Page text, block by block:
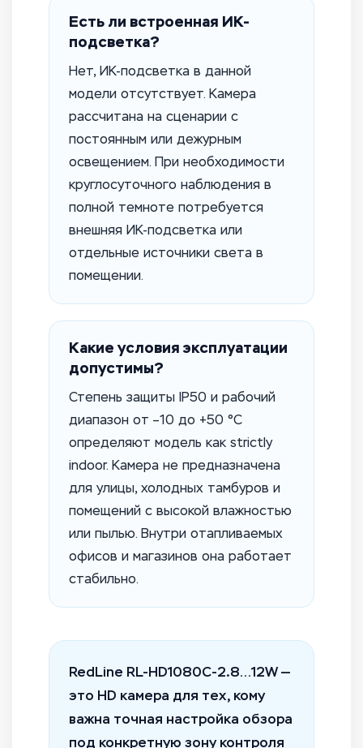
Есть ли встроенная ИК-
подсветка?
Нет, ИК-подсветка в данной
модели отсутствует. Камера
рассчитана на сценарии с
постоянным или дежурным
освещением. При необходимости
круглосуточного наблюдения в
полной темноте потребуется
внешняя ИК-подсветка или
отдельные источники света в
помещении.
Какие условия эксплуатации
допустимы?
Степень защиты IP50 и рабочий
диапазон от –10 до +50 °C
определяют модель как strictly
indoor. Камера не предназначена
для улицы, холодных тамбуров и
помещений с высокой влажностью
или пылью. Внутри отапливаемых
офисов и магазинов она работает
стабильно.
RedLine RL-HD1080C-2.8…12W —
это HD камера для тех, кому
важна точная настройка обзора
под конкретную зону контроля